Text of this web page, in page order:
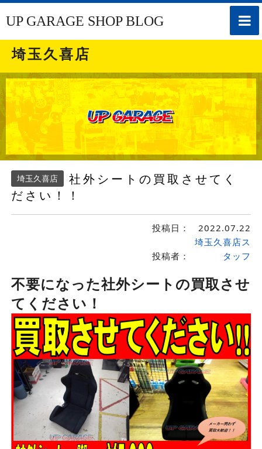
toggle
UP GARAGE SHOP BLOG
埼玉久喜店
埼玉久喜店
社外シートの買取させてく
ださい！！
投稿日： 2022.07.22
投稿者：
埼玉久喜店ス
タッフ
不要になった社外シートの買取させ
てください！